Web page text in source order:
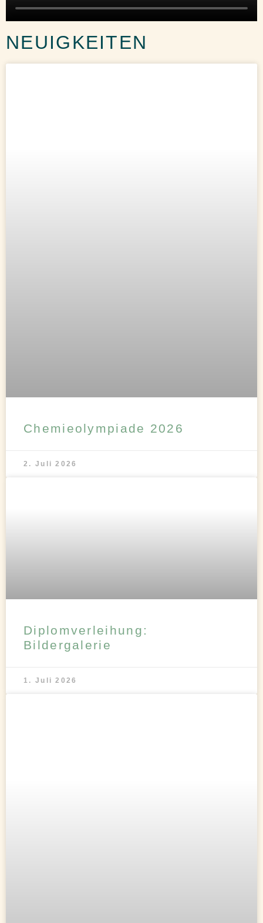
NEUIGKEITEN
Chemieolympiade 2026
2. Juli 2026
Diplomverleihung:
Bildergalerie
1. Juli 2026